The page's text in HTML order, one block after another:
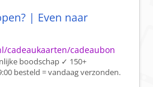
| Even naar
cadeaukaarten/cadeaubon
boodschap ✓ 150+
besteld = vandaag verzonden.